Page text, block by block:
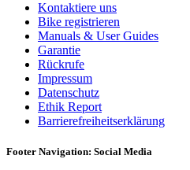
Kontaktiere uns
Bike registrieren
Manuals & User Guides
Garantie
Rückrufe
Impressum
Datenschutz
Ethik Report
Barrierefreiheitserklärung
Footer Navigation: Social Media